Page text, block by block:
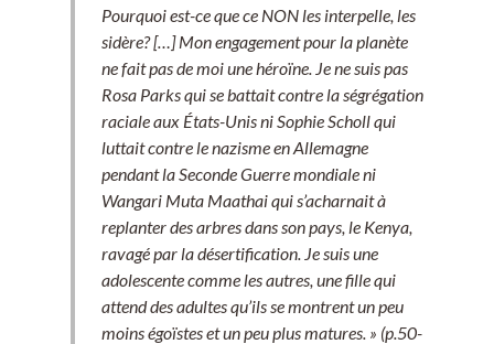
Pourquoi est-ce que ce NON les interpelle, les
sidère? […] Mon engagement pour la planète
ne fait pas de moi une héroïne. Je ne suis pas
Rosa Parks qui se battait contre la ségrégation
raciale aux États-Unis ni Sophie Scholl qui
luttait contre le nazisme en Allemagne
pendant la Seconde Guerre mondiale ni
Wangari Muta Maathai qui s’acharnait à
replanter des arbres dans son pays, le Kenya,
ravagé par la désertification. Je suis une
adolescente comme les autres, une fille qui
attend des adultes qu’ils se montrent un peu
moins égoïstes et un peu plus matures. » (p.50-